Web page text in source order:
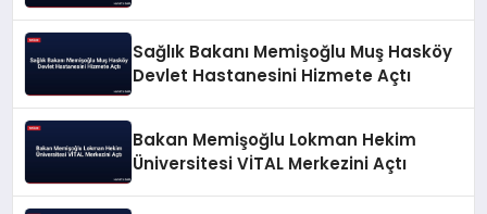
Sağlık Bakanı Memişoğlu Muş Hasköy
Devlet Hastanesini Hizmete Açtı
Bakan Memişoğlu Lokman Hekim
Üniversitesi VİTAL Merkezini Açtı